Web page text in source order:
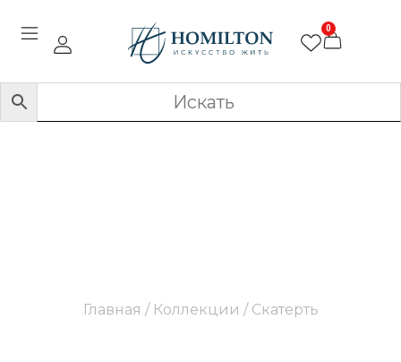
0
Главная / Коллекции / Скатерть